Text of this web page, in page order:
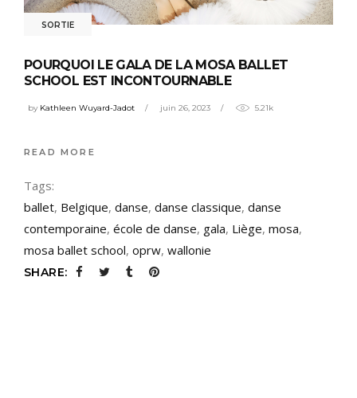
SORTIE
POURQUOI LE GALA DE LA MOSA BALLET
SCHOOL EST INCONTOURNABLE
by Kathleen Wuyard-Jadot juin 26, 2023 5.21k
READ MORE
Tags:
ballet, Belgique, danse, danse classique, danse
contemporaine, école de danse, gala, Liège, mosa,
mosa ballet school, oprw, wallonie
SHARE: